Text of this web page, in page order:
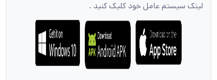
لینک سیستم عامل خود کلیک کنید .